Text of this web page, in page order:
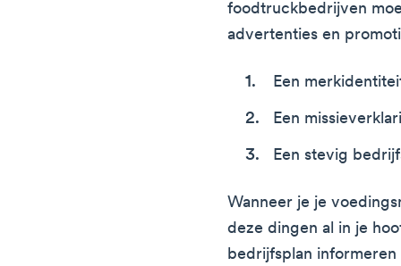
foodtruckbedrijven
advertenties en
Een
Een
Een stevig
Wanneer je je
deze dingen al in je
bedrijfsplan